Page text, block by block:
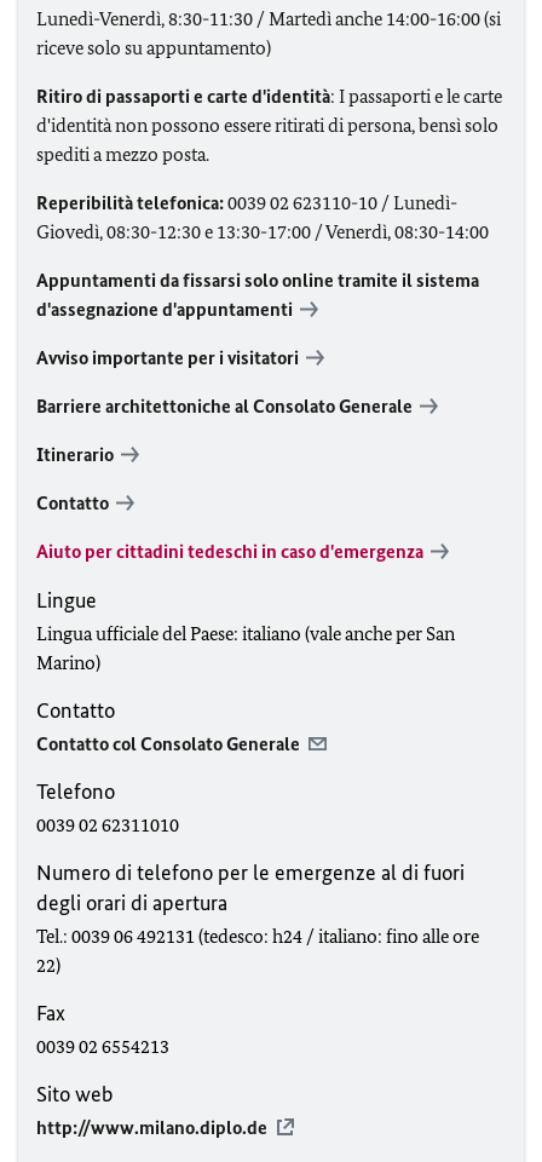
Lunedì-Venerdì, 8:30-11:30 / Martedì anche 14:00-16:00 (si
riceve solo su appuntamento)
Ritiro di passaporti e carte d'identità: I passaporti e le carte
d'identità non possono essere ritirati di persona, bensì solo
spediti a mezzo posta.
Reperibilità telefonica:0039 02 623110-10 / Lunedì-
Giovedì, 08:30-12:30 e 13:30-17:00 / Venerdì, 08:30-14:00
Appuntamenti da fissarsi solo online tramite il sistema
d'assegnazione d'appuntamenti
Avviso importante per i visitatori
Barriere architettoniche al Consolato Generale
Itinerario
Contatto
Aiuto per cittadini tedeschi in caso d'emergenza
Lingue
Lingua ufficiale del Paese: italiano (vale anche per San
Marino)
Contatto
Contatto col Consolato Generale
Telefono
0039 02 62311010
Numero di telefono per le emergenze al di fuori
degli orari di apertura
Tel.: 0039 06 492131 (tedesco: h24 / italiano: fino alle ore
22)
Fax
0039 02 6554213
Sito web
http://www.milano.diplo.de